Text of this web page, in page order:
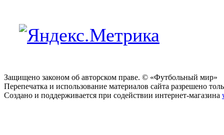
Защищено законом об авторском праве. © «Футбольный мир»
Перепечатка и использование материалов сайта разрешено
Создано и поддерживается при содействии интернет-магазина